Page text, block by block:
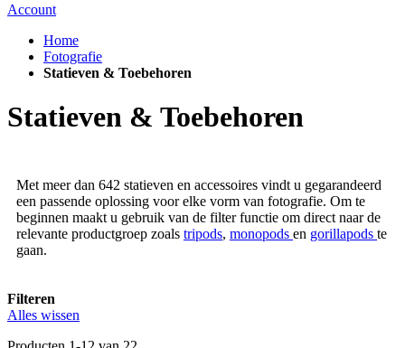
Account
Home
Fotografie
Statieven & Toebehoren
Statieven & Toebehoren
Met meer dan 642 statieven en accessoires vindt u gegarandeerd
een passende oplossing voor elke vorm van fotografie. Om te
beginnen maakt u gebruik van de filter functie om direct naar de
relevante productgroep zoals tripods, monopods en gorillapods te
gaan.
Filteren
Alles wissen